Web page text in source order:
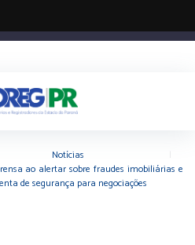
Notícias
ao alertar sobre fraudes imobiliárias e
de segurança para negociações